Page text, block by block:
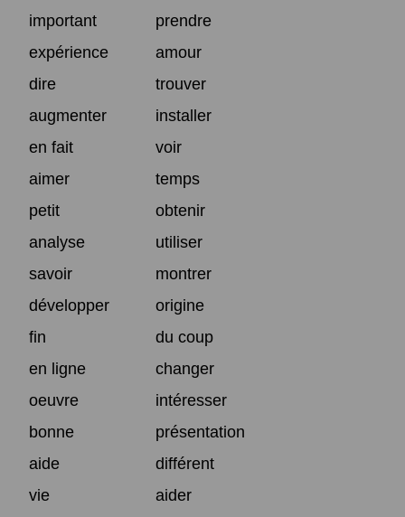
important
prendre
expérience
amour
dire
trouver
augmenter
installer
en fait
voir
aimer
temps
petit
obtenir
analyse
utiliser
savoir
montrer
développer
origine
fin
du coup
en ligne
changer
oeuvre
intéresser
bonne
présentation
aide
différent
vie
aider